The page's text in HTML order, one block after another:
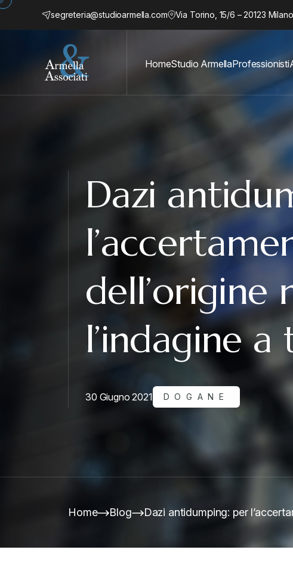
segreteria@studioarmella.com Via Torino, 15/6 – 20123 Milano
HomeStudio ArmellaProfessionisti
Dazi
dell’origine
l’indagine
30 Giugno 2021 DOGANE
Home Blog Dazi antidumping: per